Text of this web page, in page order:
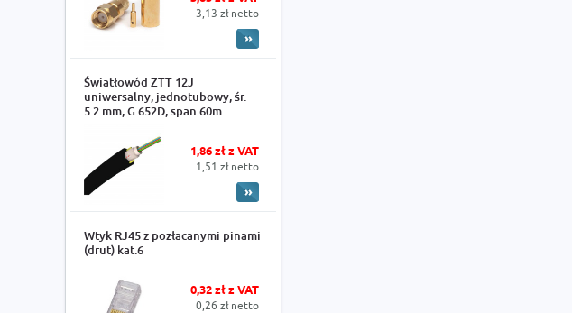
3,13 zł netto
Światłowód ZTT 12J
uniwersalny, jednotubowy, śr.
5.2 mm, G.652D, span 60m
1,86 zł z VAT
1,51 zł netto
Wtyk RJ45 z pozłacanymi pinami
(drut) kat.6
0,32 zł z VAT
0,26 zł netto